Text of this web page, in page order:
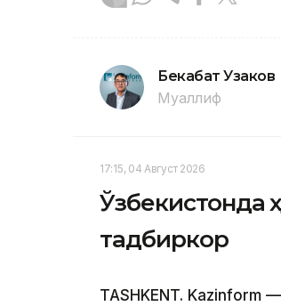
Бекабат Узаков
Муаллиф
17:15, 04 Август 2026
Ўзбекистонда
тадбиркор
TASHKENT. Kazinform